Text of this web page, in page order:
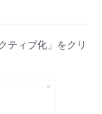
ティブ化」をクリ